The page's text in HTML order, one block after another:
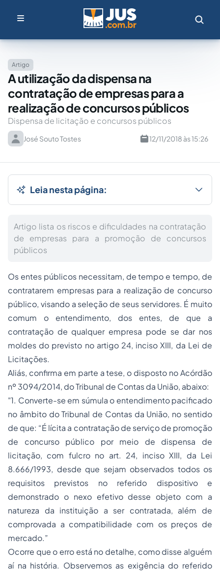
Artigo
A utilização da dispensa na
contratação de empresas para a
realização de concursos públicos
Dispensa de licitação e concursos públicos
José Souto Tostes 12/11/2018 às 15:26
Leia nesta página:
Artigo lista os riscos e dificuldades na contratação
de empresas para a promoção de concursos
públicos
Os entes públicos necessitam, de tempo e tempo, de
contratarem empresas para a realização de concurso
público, visando a seleção de seus servidores. É muito
comum o entendimento, dos entes, de que a
contratação de qualquer empresa pode se dar nos
moldes do previsto no artigo 24, inciso XIII, da Lei de
Licitações.
Aliás, confirma em parte a tese, o disposto no Acórdão
nº 3094/2014, do Tribunal de Contas da União, abaixo:
"1. Converte-se em súmula o entendimento pacificado
no âmbito do Tribunal de Contas da União, no sentido
de que: “É lícita a contratação de serviço de promoção
de concurso público por meio de dispensa de
licitação, com fulcro no art. 24, inciso XIII, da Lei
8.666/1993, desde que sejam observados todos os
requisitos previstos no referido dispositivo e
demonstrado o nexo efetivo desse objeto com a
natureza da instituição a ser contratada, além de
comprovada a compatibilidade com os preços de
mercado.”
Ocorre que o erro está no detalhe, como disse alguém
aí na história. Observemos as exigência do referido